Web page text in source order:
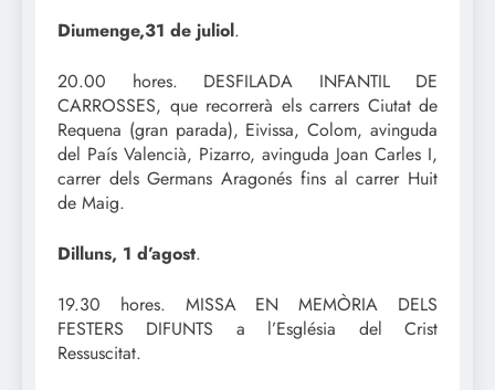
Diumenge,31 de juliol.
20.00 hores. DESFILADA INFANTIL DE
CARROSSES, que recorrerà els carrers Ciutat de
Requena (gran parada), Eivissa, Colom, avinguda
del País Valencià, Pizarro, avinguda Joan Carles I,
carrer dels Germans Aragonés fins al carrer Huit
de Maig.
Dilluns, 1 d’agost.
19.30 hores. MISSA EN MEMÒRIA DELS
FESTERS DIFUNTS a l’Església del Crist
Ressuscitat.